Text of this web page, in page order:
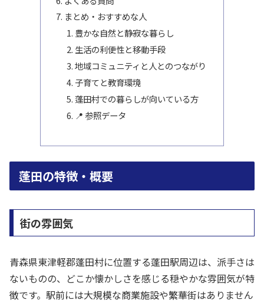
まとめ・おすすめな人
豊かな自然と静寂な暮らし
生活の利便性と移動手段
地域コミュニティと人とのつながり
子育てと教育環境
蓬田村での暮らしが向いている方
📍 参照データ
蓬田の特徴・概要
街の雰囲気
青森県東津軽郡蓬田村に位置する蓬田駅周辺は、派手さは
ないものの、どこか懐かしさを感じる穏やかな雰囲気が特
徴です。駅前には大規模な商業施設や繁華街はありません